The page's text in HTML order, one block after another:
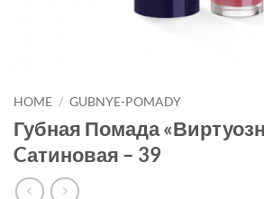
HOME / GUBNYE-POMADY
Губная Помада
Cатиновая – 39